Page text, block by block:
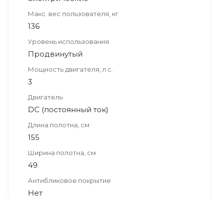
Макс. вес пользователя, кг
136
Уровень использования
Продвинутый
Мощность двигателя, л.с.
3
Двигатель
DC (постоянный ток)
Длина полотна, см
155
Ширина полотна, см
49
Антибликовое покрытие
Нет